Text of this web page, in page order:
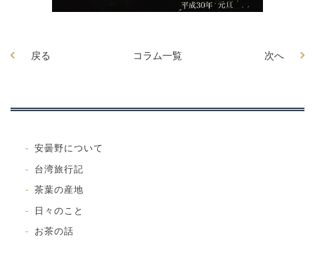
戻る コラム一覧 次へ
安曇野について
台湾旅行記
茶葉の産地
日々のこと
お茶の話